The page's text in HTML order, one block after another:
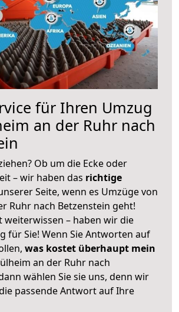
für Ihren Umzug
an der Ruhr nach
Ob um die Ecke oder
– wir haben das richtige
Seite, wenn es Umzüge von
Ruhr nach Betzenstein geht!
weiterwissen – haben wir die
für Sie! Wenn Sie Antworten auf
was kostet überhaupt mein
an der Ruhr nach
wählen Sie sie uns, denn wir
passende Antwort auf Ihre